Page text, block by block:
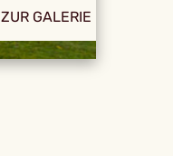
ZUR GALERIE